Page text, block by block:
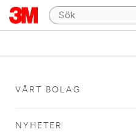
VÅRT BOLAG
NYHETER